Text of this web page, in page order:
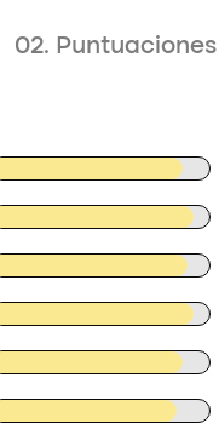
02. Puntuaciones